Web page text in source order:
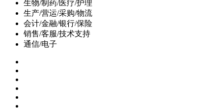
生物/制药/医疗/护理
生产/营运/采购/物流
会计/金融/银行/保险
销售/客服/技术支持
通信/电子